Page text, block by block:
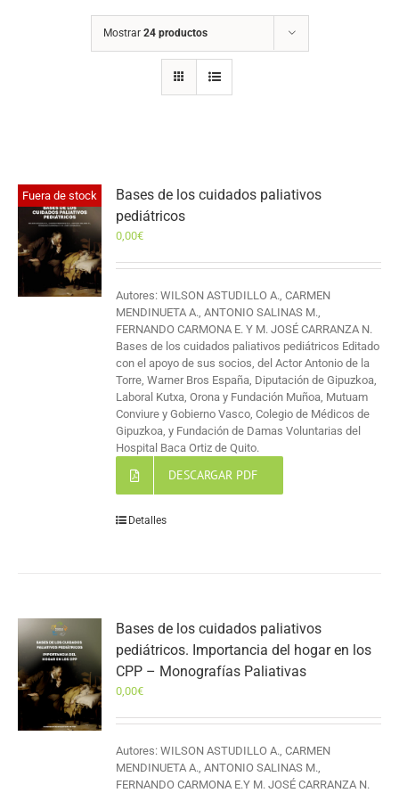
Mostrar 24 productos
Fuera de stock
Bases de los cuidados paliativos
pediátricos
0,00€
Autores: WILSON ASTUDILLO A., CARMEN
MENDINUETA A., ANTONIO SALINAS M.,
FERNANDO CARMONA E. Y M. JOSÉ CARRANZA N.
Bases de los cuidados paliativos pediátricos Editado
con el apoyo de sus socios, del Actor Antonio de la
Torre, Warner Bros España, Diputación de Gipuzkoa,
Laboral Kutxa, Orona y Fundación Muñoa, Mutuam
Conviure y Gobierno Vasco, Colegio de Médicos de
Gipuzkoa, y Fundación de Damas Voluntarias del
Hospital Baca Ortiz de Quito.
DESCARGAR PDF
Detalles
Bases de los cuidados paliativos
pediátricos. Importancia del hogar en los
CPP – Monografías Paliativas
0,00€
Autores: WILSON ASTUDILLO A., CARMEN
MENDINUETA A., ANTONIO SALINAS M.,
FERNANDO CARMONA E.Y M. JOSÉ CARRANZA N.